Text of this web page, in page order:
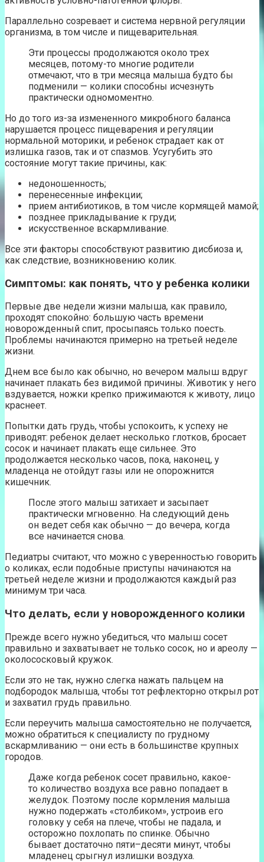
Параллельно созревает и система нервной регуляции
организма, в том числе и пищеварительная.
Эти процессы продолжаются около трех
месяцев, потому-то многие родители
отмечают, что в три месяца малыша будто бы
подменили — колики способны исчезнуть
практически одномоментно.
Но до того из-за измененного микробного баланса
нарушается процесс пищеварения и регуляции
нормальной моторики, и ребенок страдает как от
излишка газов, так и от спазмов. Усугубить это
состояние могут такие причины, как:
недоношенность;
перенесенные инфекции;
прием антибиотиков, в том числе кормящей мамой;
позднее прикладывание к груди;
искусственное вскармливание.
Все эти факторы способствуют развитию дисбиоза и,
как следствие, возникновению колик.
Симптомы: как понять, что у ребенка колики
Первые две недели жизни малыша, как правило,
проходят спокойно: большую часть времени
новорожденный спит, просыпаясь только поесть.
Проблемы начинаются примерно на третьей неделе
жизни.
Днем все было как обычно, но вечером малыш вдруг
начинает плакать без видимой причины. Животик у него
вздувается, ножки крепко прижимаются к животу, лицо
краснеет.
Попытки дать грудь, чтобы успокоить, к успеху не
приводят: ребенок делает несколько глотков, бросает
сосок и начинает плакать еще сильнее. Это
продолжается несколько часов, пока, наконец, у
младенца не отойдут газы или не опорожнится
кишечник.
После этого малыш затихает и засыпает
практически мгновенно. На следующий день
он ведет себя как обычно — до вечера, когда
все начинается снова.
Педиатры считают, что можно с уверенностью говорить
о коликах, если подобные приступы начинаются на
третьей неделе жизни и продолжаются каждый раз
минимум три часа.
Что делать, если у новорожденного колики
Прежде всего нужно убедиться, что малыш сосет
правильно и захватывает не только сосок, но и ареолу —
околососковый кружок.
Если это не так, нужно слегка нажать пальцем на
подбородок малыша, чтобы тот рефлекторно открыл рот
и захватил грудь правильно.
Если переучить малыша самостоятельно не получается,
можно обратиться к специалисту по грудному
вскармливанию — они есть в большинстве крупных
городов.
Даже когда ребенок сосет правильно, какое-
то количество воздуха все равно попадает в
желудок. Поэтому после кормления малыша
нужно подержать «столбиком», устроив его
головку у себя на плече, чтобы не падала, и
осторожно похлопать по спинке. Обычно
бывает достаточно пяти–десяти минут, чтобы
младенец срыгнул излишки воздуха.